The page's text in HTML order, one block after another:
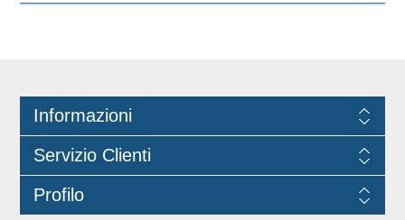
Commissione (EU)No 10/2011.
Informazioni
Servizio Clienti
Profilo